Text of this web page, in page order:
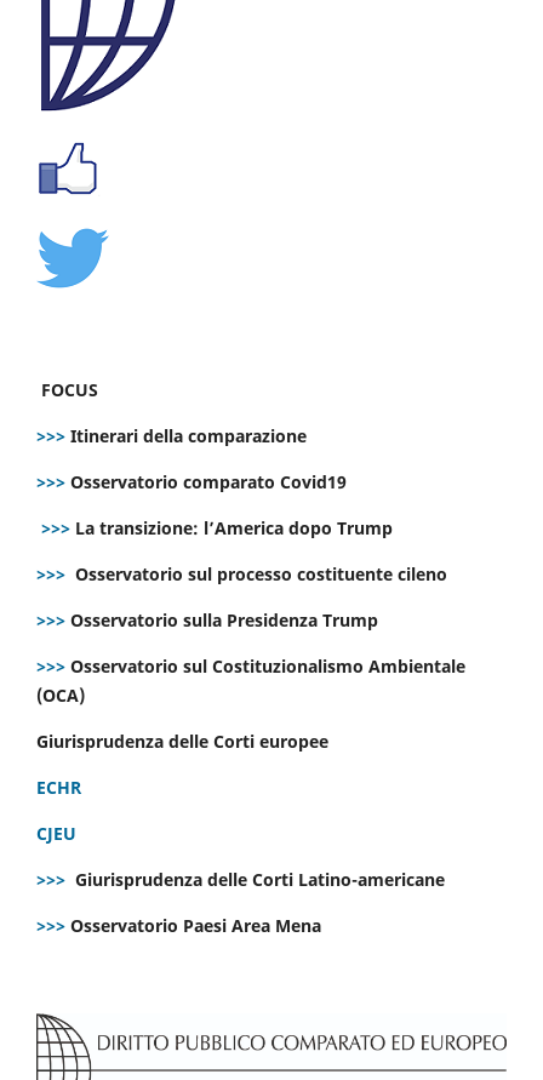
FOCUS
>>> Itinerari della comparazione
>>> Osservatorio comparato Covid19
>>> La transizione: l’America dopo Trump
>>> Osservatorio sul processo costituente cileno
>>> Osservatorio sulla Presidenza Trump
>>> Osservatorio sul Costituzionalismo Ambientale
(OCA)
Giurisprudenza delle Corti europee
ECHR
CJEU
>>> Giurisprudenza delle Corti Latino-americane
>>> Osservatorio Paesi Area Mena